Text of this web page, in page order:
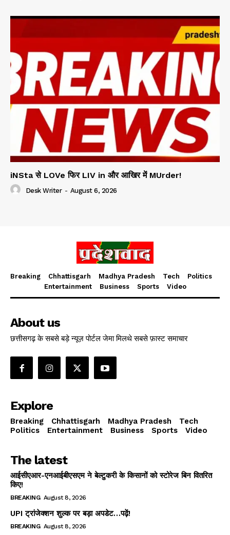
iNSta से LOVe फिर LIV in और आखिर में MUrder!
Desk Writer - August 6, 2026
Breaking Chhattisgarh Madhya Pradesh Tech
Politics
Entertainment
Business Sports Video
About us
छत्तीसगढ़ के सबसे बड़े न्यूज़ पोर्टल जेमा मिलथे सबसे फ़ास्ट समाचार
Explore
Breaking Chhattisgarh Madhya Pradesh
Tech
Politics
Entertainment Business Sports Video
The latest
आईसीएआर-एनआईबीएसएम ने बेल्टुकरी के किसानों को स्टोरेज बिन वितरित
किए!
BREAKING August 8, 2026
UPI ट्रांजेक्शन शुल्क पर बड़ा अपडेट…पढ़ें!
BREAKING August 8, 2026